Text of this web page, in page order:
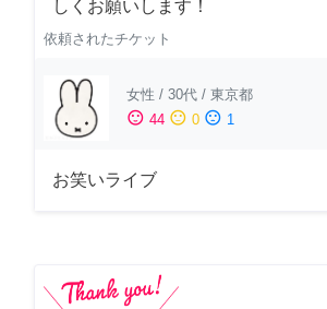
しくお願いします！
依頼されたチケット
女性 / 30代 / 東京都
sentiment_satisfied 44 sentiment_neutral 0 sentiment_dissatisfied 1
お笑いライブ